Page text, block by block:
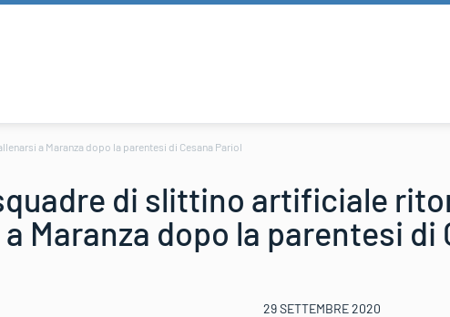
a Maranza dopo la parentesi di Cesana Pariol
di slittino artificiale
a Maranza dopo la parentesi di
29 SETTEMBRE 2020